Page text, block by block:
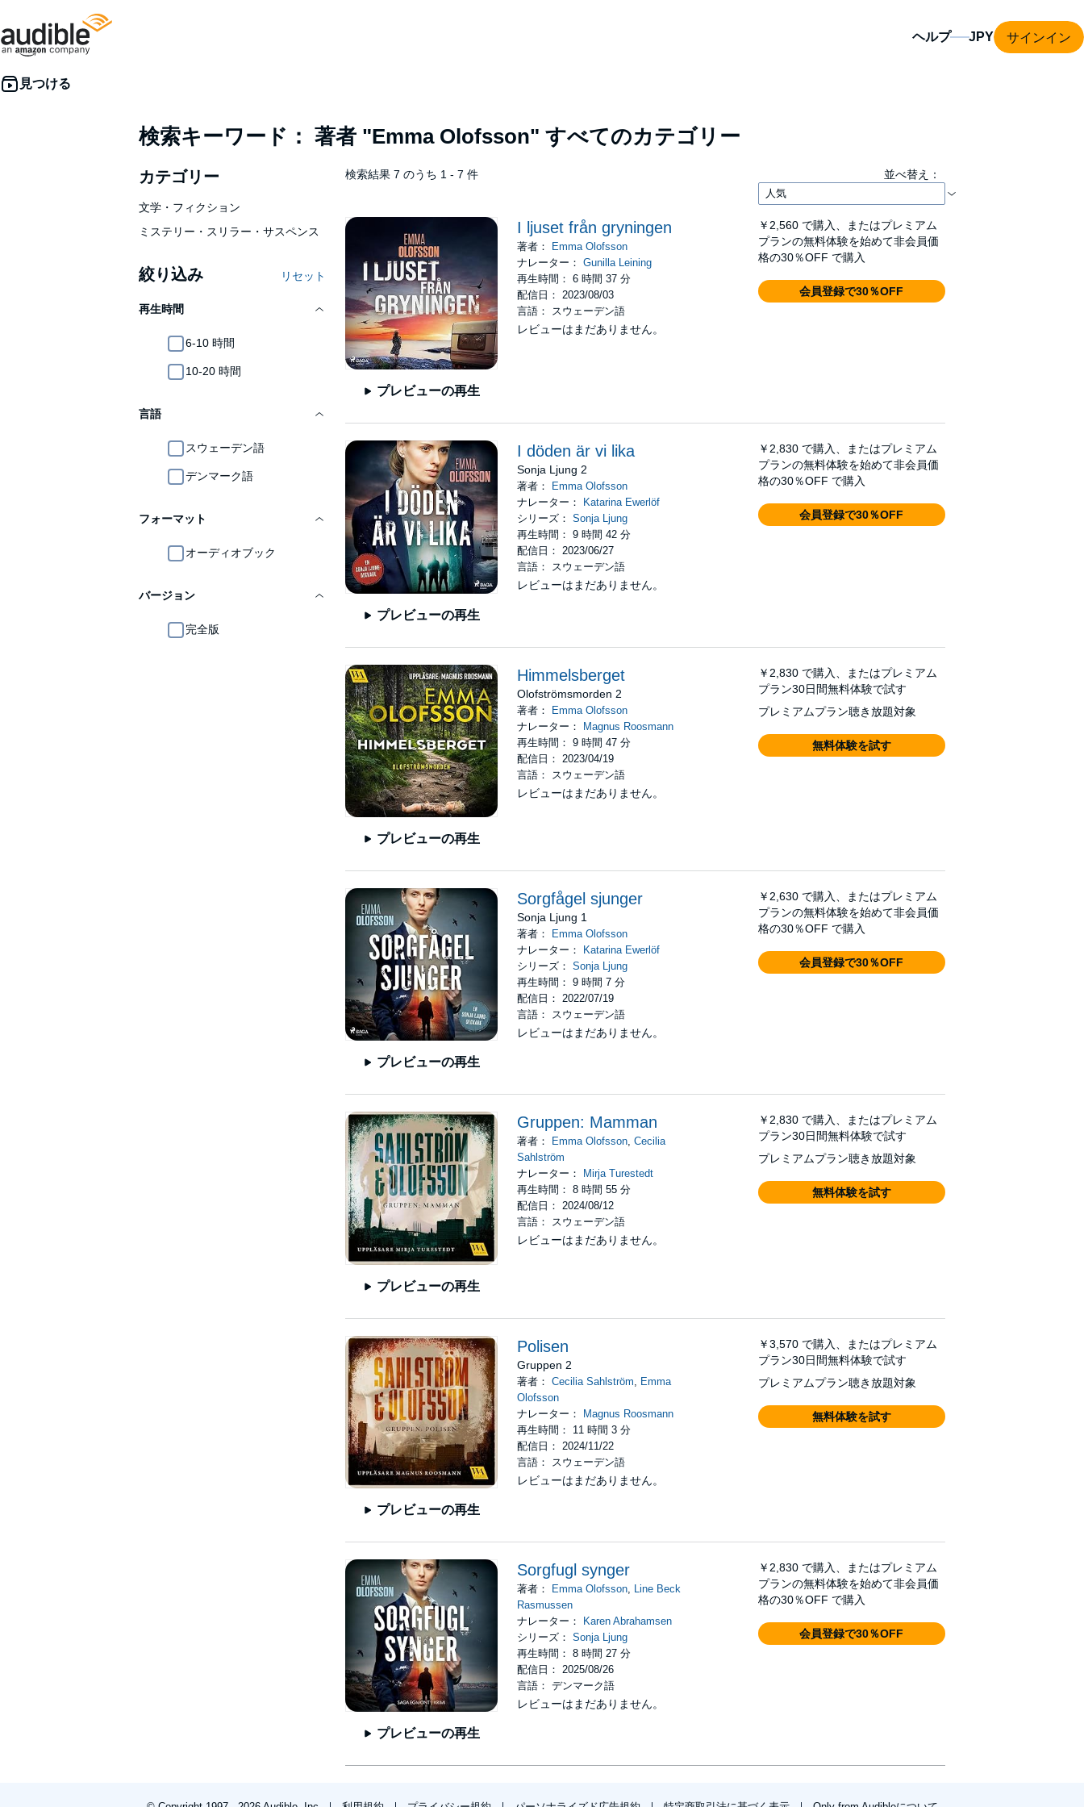
ヘルプ サインイン
検索キーワード： 著者 "Emma Olofsson" すべてのカテゴリー
カテゴリー
文学・フィクション
ミステリー・スリラー・サスペンス
絞り込み リセット
再生時間
6-10 時間
10-20 時間
言語
スウェーデン語
デンマーク語
フォーマット
オーディオブック
バージョン
完全版
検索結果 7 のうち 1 - 7 件 並べ替え：
プレビューの再生
I ljuset från gryningen
著者：
Emma Olofsson
ナレーター：Gunilla Leining
再生時間： 6 時間 37 分
配信日： 2023/08/03
言語： スウェーデン語
レビューはまだありません。
￥2,560 で購入、またはプレミアム
プランの無料体験を始めて非会員価
格の30％OFF で購入
会員登録で30％OFF
プレビューの再生
I döden är vi lika
Sonja Ljung 2
著者：
Emma Olofsson
ナレーター：
Katarina Ewerlöf
シリーズ：Sonja Ljung
再生時間： 9 時間 42 分
配信日： 2023/06/27
言語： スウェーデン語
レビューはまだありません。
￥2,830 で購入、またはプレミアム
プランの無料体験を始めて非会員価
格の30％OFF で購入
会員登録で30％OFF
プレビューの再生
Himmelsberget
Olofströmsmorden 2
著者： Emma Olofsson
ナレーター： Magnus Roosmann
再生時間： 9 時間 47 分
配信日： 2023/04/19
言語： スウェーデン語
レビューはまだありません。
￥2,830 で購入、またはプレミアム
プラン30日間無料体験で試す
プレミアムプラン聴き放題対象
無料体験を試す
プレビューの再生
Sorgfågel sjunger
Sonja Ljung 1
著者：
Emma Olofsson
ナレーター：
Katarina Ewerlöf
シリーズ：Sonja Ljung
再生時間： 9 時間 7 分
配信日： 2022/07/19
言語： スウェーデン語
レビューはまだありません。
￥2,630 で購入、またはプレミアム
プランの無料体験を始めて非会員価
格の30％OFF で購入
会員登録で30％OFF
プレビューの再生
Gruppen: Mamman
著者： Emma Olofsson,Cecilia
Sahlström
ナレーター：
Mirja Turestedt
再生時間： 8 時間 55 分
配信日： 2024/08/12
言語： スウェーデン語
レビューはまだありません。
￥2,830 で購入、またはプレミアム
プラン30日間無料体験で試す
プレミアムプラン聴き放題対象
無料体験を試す
プレビューの再生
Polisen
Gruppen 2
著者：Cecilia Sahlström
Emma
Olofsson
ナレーター： Magnus Roosmann
再生時間： 11 時間 3 分
配信日： 2024/11/22
言語： スウェーデン語
レビューはまだありません。
￥3,570 で購入、またはプレミアム
プラン30日間無料体験で試す
プレミアムプラン聴き放題対象
無料体験を試す
プレビューの再生
Sorgfugl synger
著者： Emma Olofsson
Line Beck
Rasmussen
ナレーター：
Karen Abrahamsen
シリーズ：Sonja Ljung
再生時間： 8 時間 27 分
配信日： 2025/08/26
言語： デンマーク語
レビューはまだありません。
￥2,830 で購入、またはプレミアム
プランの無料体験を始めて非会員価
格の30％OFF で購入
会員登録で30％OFF